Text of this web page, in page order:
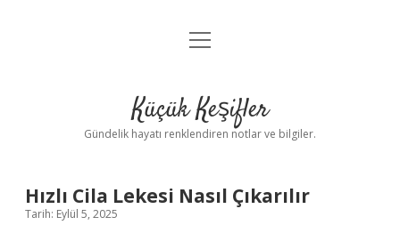
Anasayfa
Yasal Uyarı
menüyü
Küçük Keşifler
Gündelik hayatı renklendiren notlar ve bilgiler.
Hızlı Cila Lekesi Nasıl Çıkarılır
Tarih: Eylül 5, 2025